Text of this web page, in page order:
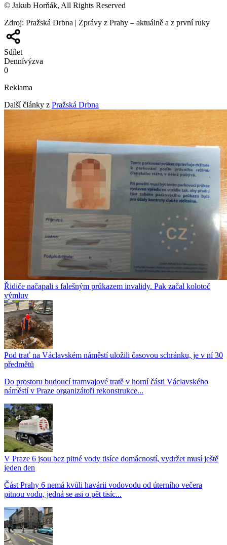
© Jakub Horňák, All Rights Reserved
Zdroj: Pražská Drbna | Zprávy z Prahy – aktuálně a z první ruky
Sdílet
Dennívýzva
0
Reklama
Další články z Pražská Drbna
Řidiče načapali s falešným průkazem invalidy. Pak začal kolotoč
výmluv
Pod trať na Václavském náměstí uložili časovou schránku, je v ní 30
předmětů
Do prostoru budoucí tramvajové tratě v horní části Václavského
náměstí v Praze organizátoři rekonstrukce...
V Praze 6 jsou bez pitné vody tisíce domácností, vydržet musí ještě
jeden den
Část Prahy 6 nemá kvůli havárii vodovodu od úterního večera
pitnou vodu, jedná se asi o pět tisíc...